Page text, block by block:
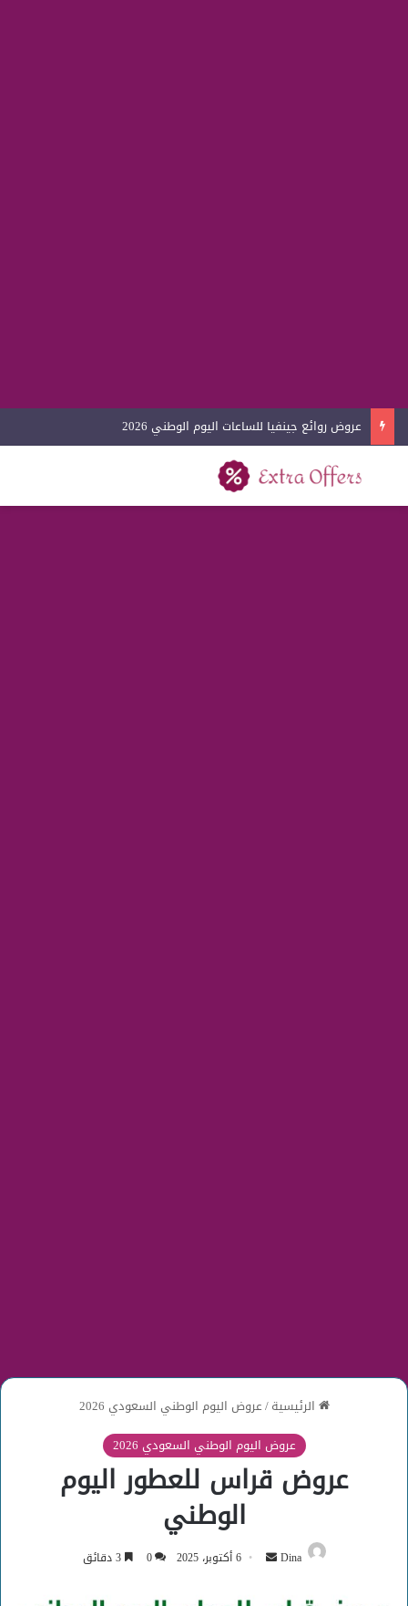
عروض روائع جينفيا للساعات اليوم الوطني 2026
بحث عن
الرئيسية/عروض اليوم الوطني السعودي 2026
عروض اليوم الوطني السعودي 2026
عروض قراس للعطور اليوم
الوطني
Dina
أرسل
إلكترونيا
6 أكتوبر، 2025 0 3 دقائق